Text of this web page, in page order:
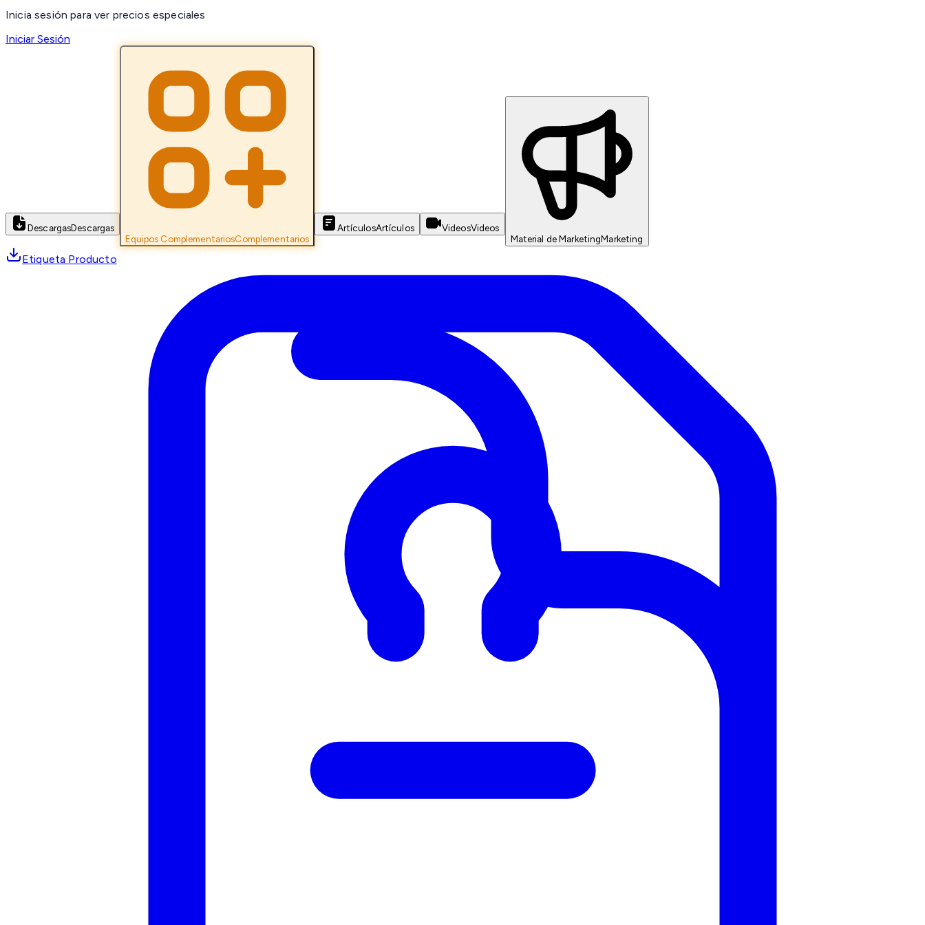
Inicia sesión para ver precios especiales
Iniciar Sesión
DescargasDescargas
Equipos ComplementariosComplementarios
ArtículosArtículos VideosVideos
Material de MarketingMarketing
Etiqueta Producto